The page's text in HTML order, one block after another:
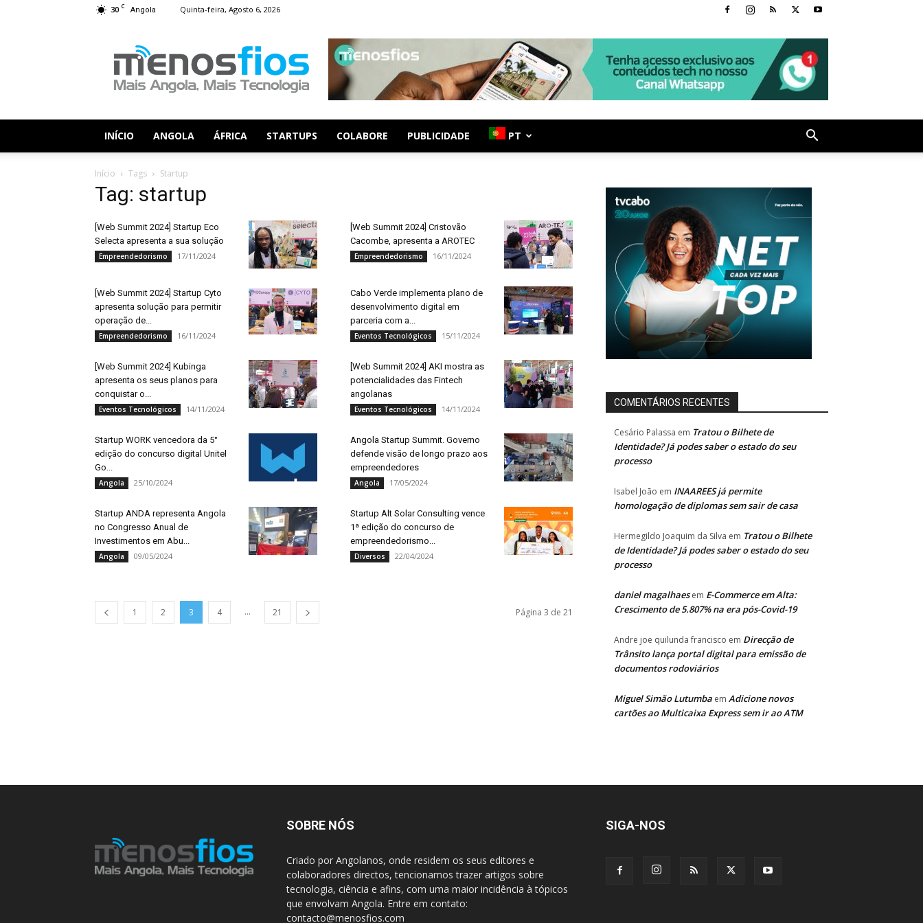
30 C Angola Quinta-feira, Agosto 6, 2026
Fios
INÍCIO ANGOLA ÁFRICA STARTUPS COLABORE PUBLICIDADE PT
Início Tags Startup
Tag: startup
[Web Summit 2024] Startup Eco
Selecta apresenta a sua solução
Empreendedorismo 17/11/2024
[Web Summit 2024] Cristovão
Cacombe, apresenta a AROTEC
Empreendedorismo 16/11/2024
[Web Summit 2024] Startup Cyto
apresenta solução para permitir
operação de...
Empreendedorismo 16/11/2024
Cabo Verde implementa plano de
desenvolvimento digital em
parceria com a...
Eventos Tecnológicos 15/11/2024
[Web Summit 2024] Kubinga
apresenta os seus planos para
conquistar o...
Eventos Tecnológicos 14/11/2024
[Web Summit 2024] AKI mostra as
potencialidades das Fintech
angolanas
Eventos Tecnológicos 14/11/2024
Startup WORK vencedora da 5°
edição do concurso digital Unitel
Go...
Angola 25/10/2024
Angola Startup Summit. Governo
defende visão de longo prazo aos
empreendedores
Angola 17/05/2024
Startup ANDA representa Angola
no Congresso Anual de
Investimentos em Abu...
Angola 09/05/2024
Startup Alt Solar Consulting vence
1ª edição do concurso de
empreendedorismo...
Diversos 22/04/2024
1 2 3 4 ... 21 Página 3 de 21
COMENTÁRIOS RECENTES
Cesário Palassa em Tratou o Bilhete de
Identidade? Já podes saber o estado do seu
processo
Isabel João em INAAREES já permite
homologação de diplomas sem sair de casa
Hermegildo Joaquim da Silva em Tratou o Bilhete
de Identidade? Já podes saber o estado do seu
processo
daniel magalhaesem E-Commerce em Alta:
Crescimento de 5.807% na era pós-Covid-19
Andre joe quilunda francisco em Direcção de
Trânsito lança portal digital para emissão de
documentos rodoviários
Miguel Simão Lutumba em Adicione novos
cartões ao Multicaixa Express sem ir ao ATM
SOBRE NÓS
Criado por Angolanos, onde residem os seus editores e
colaboradores directos, tencionamos trazer artigos sobre
tecnologia, ciência e afins, com uma maior incidência à tópicos
que envolvam Angola. Entre em contato:
contacto@menosfios.com
SIGA-NOS